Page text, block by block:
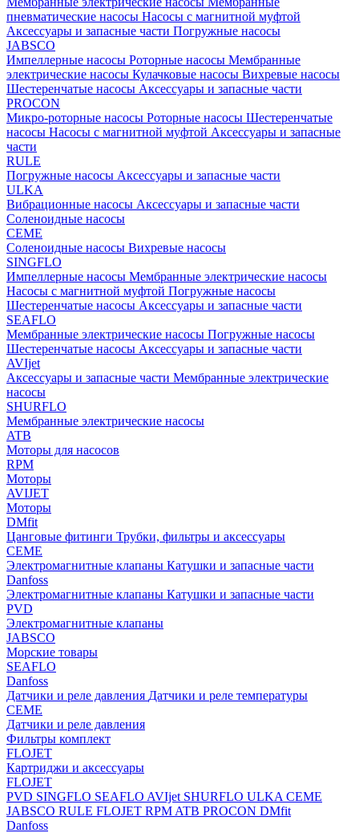
пневматические насосы Насосы с магнитной муфтой
Аксессуары и запасные части Погружные насосы
JABSCO
Импеллерные насосы Роторные насосы Мембранные
электрические насосы Кулачковые насосы Вихревые насосы
Шестеренчатые насосы Аксессуары и запасные части
PROCON
Микро-роторные насосы Роторные насосы Шестеренчатые
насосы Насосы с магнитной муфтой Аксессуары и запасные
части
RULE
Погружные насосы Аксессуары и запасные части
ULKA
Вибрационные насосы Аксессуары и запасные части
Соленоидные насосы
CEME
Соленоидные насосы Вихревые насосы
SINGFLO
Импеллерные насосы Мембранные электрические насосы
Насосы с магнитной муфтой Погружные насосы
Шестеренчатые насосы Аксессуары и запасные части
SEAFLO
Мембранные электрические насосы Погружные насосы
Шестеренчатые насосы Аксессуары и запасные части
AVIjet
Аксессуары и запасные части Мембранные электрические
насосы
SHURFLO
Мембранные электрические насосы
ATB
Моторы для насосов
RPM
Моторы
AVIJET
Моторы
DMfit
Цанговые фитинги Трубки, фильтры и аксессуары
CEME
Электромагнитные клапаны Катушки и запасные части
Danfoss
Электромагнитные клапаны Катушки и запасные части
PVD
Электромагнитные клапаны
JABSCO
Морские товары
SEAFLO
Danfoss
Датчики и реле давления Датчики и реле температуры
CEME
Датчики и реле давления
Фильтры комплект
FLOJET
Картриджи и аксессуары
FLOJET
PVD SINGFLO SEAFLO AVIjet SHURFLO ULKA CEME
JABSCO RULE FLOJET RPM ATB PROCON DMfit
Danfoss